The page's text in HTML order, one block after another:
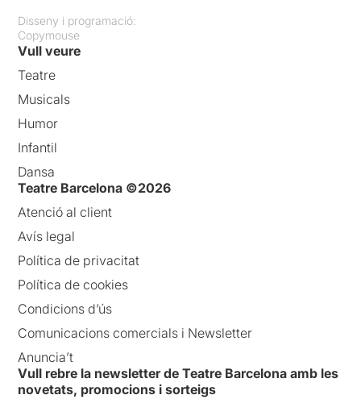
Disseny i programació:
Copymouse
Vull veure
Teatre
Musicals
Humor
Infantil
Dansa
Teatre Barcelona ©2026
Atenció al client
Avís legal
Política de privacitat
Política de cookies
Condicions d’ús
Comunicacions comercials i Newsletter
Anuncia’t
Vull rebre la newsletter de Teatre Barcelona amb les
novetats, promocions i sorteigs